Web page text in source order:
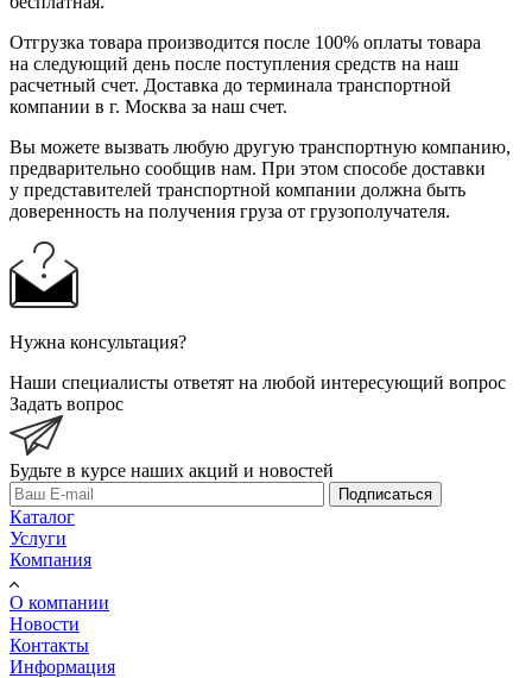
Отгрузка товара производится после 100% оплаты товара
на следующий день после поступления средств на наш
расчетный счет. Доставка до терминала транспортной
компании в г. Москва за наш счет.
Вы можете вызвать любую другую транспортную компанию,
предварительно сообщив нам. При этом способе доставки
у представителей транспортной компании должна быть
доверенность на получения груза от грузополучателя.
Нужна консультация?
Наши специалисты ответят на любой интересующий вопрос
Задать вопрос
Будьте в курсе наших акций и новостей
Подписаться
Каталог
Услуги
Компания
О компании
Новости
Контакты
Информация